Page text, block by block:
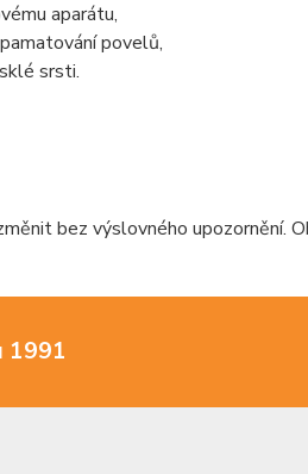
aparátu,
povelů,
srsti.
bez výslovného upozornění.
1991